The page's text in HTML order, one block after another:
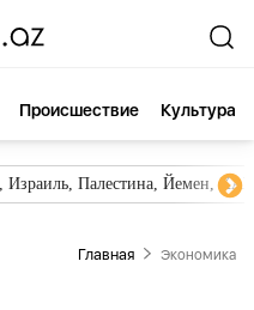
Происшествие Культура
Израиль, Палестина, Йемен,
Главная Экономика